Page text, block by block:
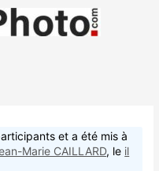
et a été mis à
Marie CAILLARD, le il